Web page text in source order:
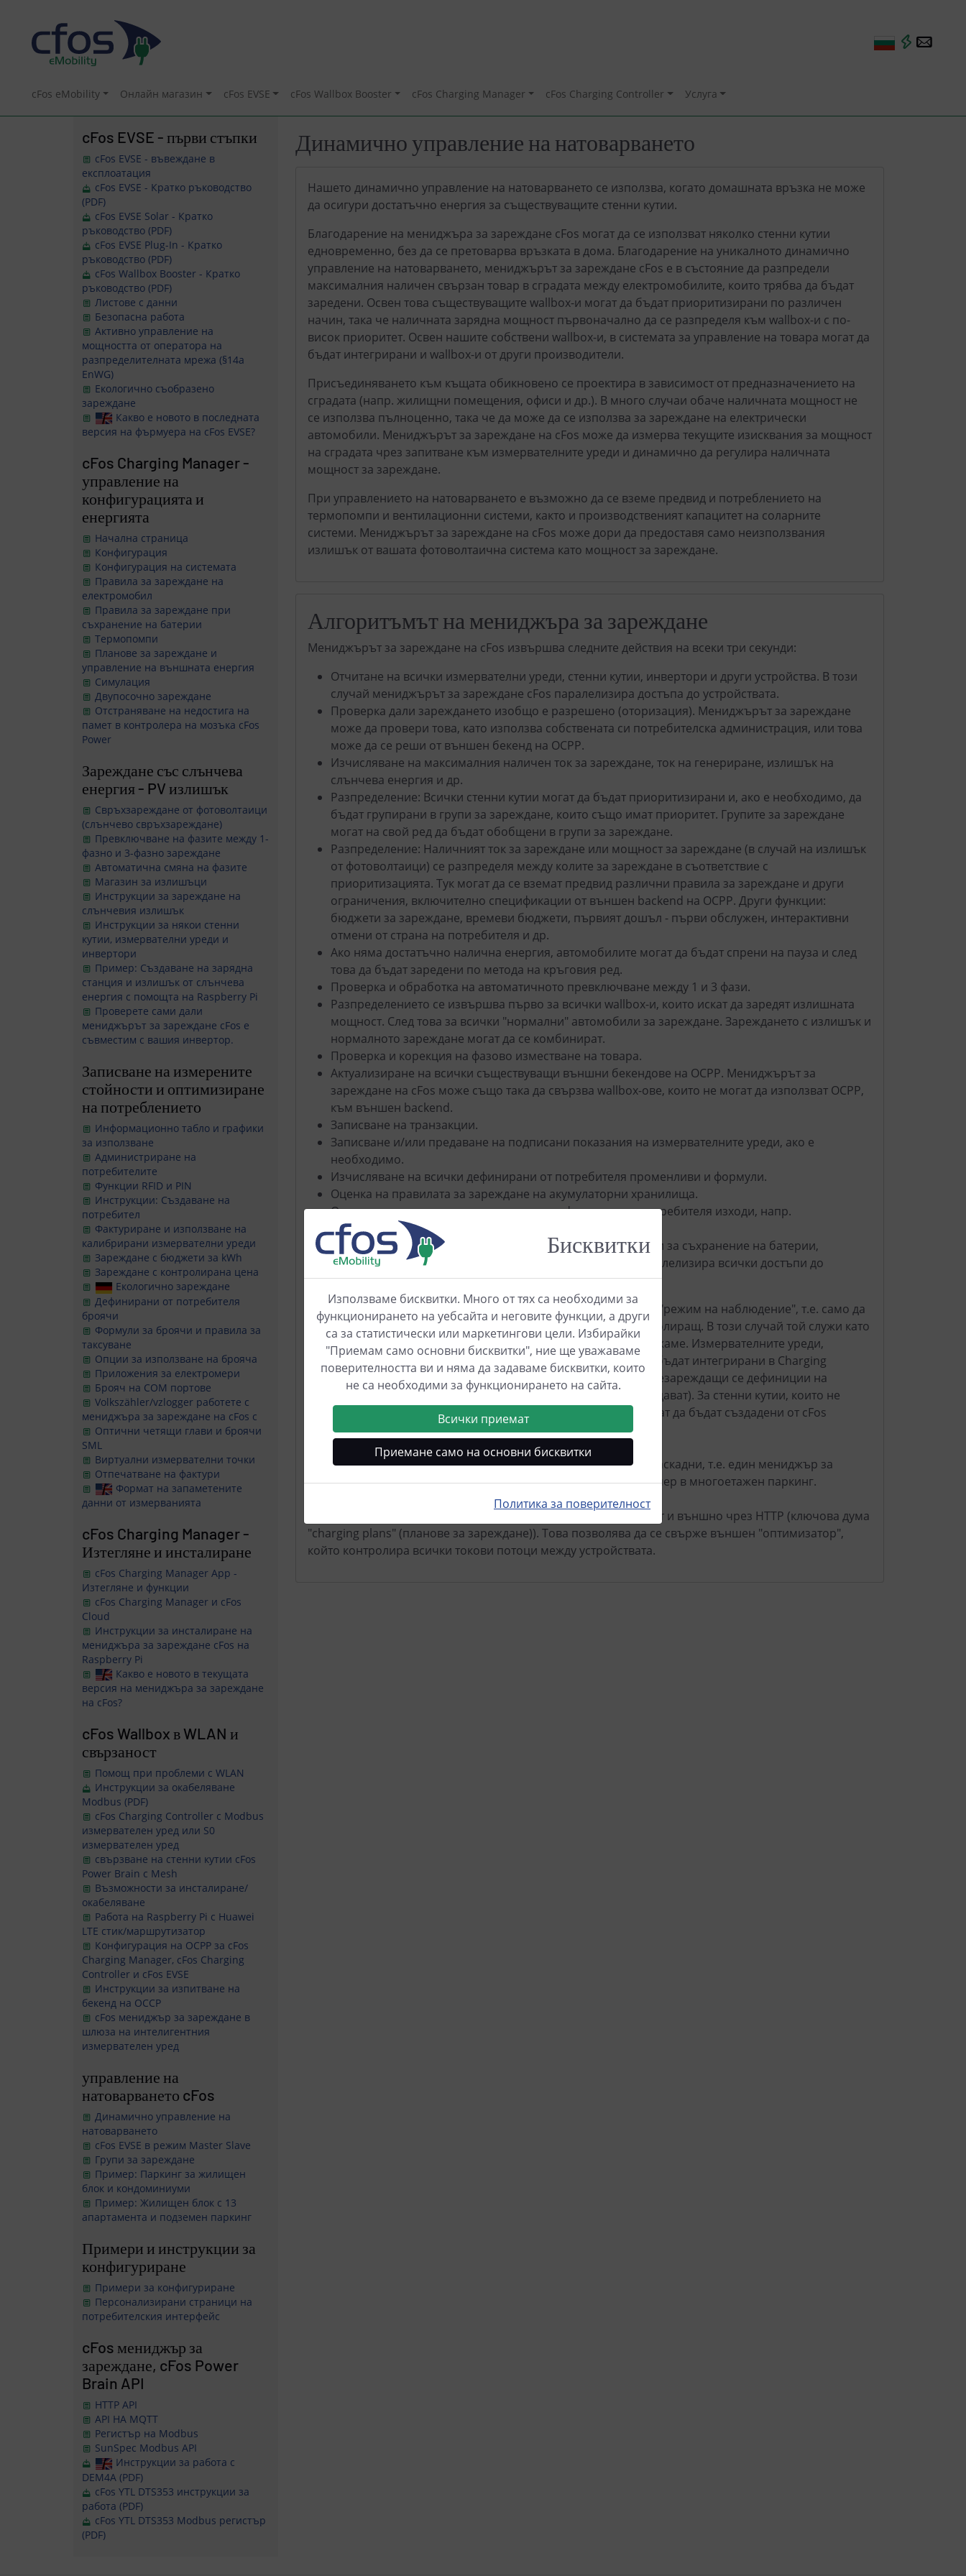
cFos eMobility Онлайн магазин cFos EVSE cFos Wallbox Booster cFos Charging Manager cFos Charging Controller Услуга
cFos EVSE - първи стъпки
cFos EVSE - въвеждане в
експлоатация
cFos EVSE - Кратко ръководство
(PDF)
cFos EVSE Solar - Кратко
ръководство (PDF)
cFos EVSE Plug-In - Кратко
ръководство (PDF)
cFos Wallbox Booster - Кратко
ръководство (PDF)
Листове с данни
Безопасна работа
Активно управление на
мощността от оператора на
разпределителната мрежа (§14a
EnWG)
Екологично съобразено
зареждане
Какво е новото в последната
версия на фърмуера на cFos EVSE?
cFos Charging Manager -
управление на
конфигурацията и
енергията
Начална страница
Конфигурация
Конфигурация на системата
Правила за зареждане на
електромобил
Правила за зареждане при
съхранение на батерии
Термопомпи
Планове за зареждане и
управление на външната енергия
Симулация
Двупосочно зареждане
Отстраняване на недостига на
памет в контролера на мозъка cFos
Power
Зареждане със слънчева
енергия - PV излишък
Свръхзареждане от фотоволтаици
(слънчево свръхзареждане)
Превключване на фазите между 1-
фазно и 3-фазно зареждане
Автоматична смяна на фазите
Магазин за излишъци
Инструкции за зареждане на
слънчевия излишък
Инструкции за някои стенни
кутии, измервателни уреди и
инвертори
Пример: Създаване на зарядна
станция и излишък от слънчева
енергия с помощта на Raspberry Pi
Проверете сами дали
мениджърът за зареждане cFos е
съвместим с вашия инвертор.
Записване на измерените
стойности и оптимизиране
на потреблението
Информационно табло и графики
за използване
Администриране на
потребителите
Функции RFID и PIN
Инструкции: Създаване на
потребител
Фактуриране и използване на
калибрирани измервателни уреди
Зареждане с бюджети за kWh
Зареждане с контролирана цена
Екологично зареждане
Дефинирани от потребителя
броячи
Формули за броячи и правила за
таксуване
Опции за използване на брояча
Приложения за електромери
Брояч на COM портове
Volkszähler/vzloggerработете с
мениджъра за зареждане на cFos с
Оптични четящи глави и броячи
SML
Виртуални измервателни точки
Отпечатване на фактури
Формат на запаметените
данни от измерванията
cFos Charging Manager -
Изтегляне и инсталиране
cFos Charging Manager App -
Изтегляне и функции
cFos Charging Manager и cFos
Cloud
Инструкции за инсталиране на
мениджъра за зареждане cFos на
Raspberry Pi
Какво е новото в текущата
версия на мениджъра за зареждане
на cFos?
cFos Wallbox в WLAN и
свързаност
Помощ при проблеми с WLAN
Инструкции за окабеляване
Modbus (PDF)
cFos Charging Controller с Modbus
измервателен уред или S0
измервателен уред
свързване на стенни кутии cFos
Power Brain с Mesh
Възможности за инсталиране/
окабеляване
Работа на Raspberry Pi с Huawei
LTE стик/маршрутизатор
Конфигурация на OCPP за cFos
Charging Manager, cFos Charging
Controller и cFos EVSE
Инструкции за изпитване на
бекенд на OCCP
cFos мениджър за зареждане в
шлюза на интелигентния
измервателен уред
управление на
натоварването cFos
Динамично управление на
натоварването
cFos EVSE в режим Master Slave
Групи за зареждане
Пример: Паркинг за жилищен
блок и кондоминиуми
Пример: Жилищен блок с 13
апартамента и подземен паркинг
Примери и инструкции за
конфигуриране
Примери за конфигуриране
Персонализирани страници на
потребителския интерфейс
cFos мениджър за
зареждане, cFos Power
Brain API
HTTP API
API НА MQTT
Регистър на Modbus
SunSpec Modbus API
Инструкции за работа с
DEM4A (PDF)
cFos YTL DTS353 инструкции за
работа (PDF)
cFos YTL DTS353 Modbus регистър
(PDF)
Динамично управление на натоварването
Нашето динамично управление на натоварването се използва, когато домашната връзка не може
да осигури достатъчно енергия за съществуващите стенни кутии.
Благодарение на мениджъра за зареждане cFos могат да се използват няколко стенни кутии
едновременно, без да се претоварва връзката в дома. Благодарение на уникалното динамично
управление на натоварването, мениджърът за зареждане cFos е в състояние да разпредели
максималния наличен свързан товар в сградата между електромобилите, които трябва да бъдат
заредени. Освен това съществуващите wallbox-и могат да бъдат приоритизирани по различен
начин, така че наличната зарядна мощност първоначално да се разпределя към wallbox-и с по-
висок приоритет. Освен нашите собствени wallbox-и, в системата за управление на товара могат да
бъдат интегрирани и wallbox-и от други производители.
Присъединяването към къщата обикновено се проектира в зависимост от предназначението на
сградата (напр. жилищни помещения, офиси и др.). В много случаи обаче наличната мощност не
се използва пълноценно, така че да може да се използва за зареждане на електрически
автомобили. Мениджърът за зареждане на cFos може да измерва текущите изисквания за мощност
на сградата чрез запитване към измервателните уреди и динамично да регулира наличната
мощност за зареждане.
При управлението на натоварването е възможно да се вземе предвид и потреблението на
термопомпи и вентилационни системи, както и производственият капацитет на соларните
системи. Мениджърът за зареждане на cFos може дори да предоставя само неизползвания
излишък от вашата фотоволтаична система като мощност за зареждане.
Алгоритъмът на мениджъра за зареждане
Мениджърът за зареждане на cFos извършва следните действия на всеки три секунди:
Отчитане на всички измервателни уреди, стенни кутии, инвертори и други устройства. В този
случай мениджърът за зареждане cFos паралелизира достъпа до устройствата.
Проверка дали зареждането изобщо е разрешено (оторизация). Мениджърът за зареждане
може да провери това, като използва собствената си потребителска администрация, или това
може да се реши от външен бекенд на OCPP.
Изчисляване на максималния наличен ток за зареждане, ток на генериране, излишък на
слънчева енергия и др.
Разпределение: Всички стенни кутии могат да бъдат приоритизирани и, ако е необходимо, да
бъдат групирани в групи за зареждане, които също имат приоритет. Групите за зареждане
могат на свой ред да бъдат обобщени в групи за зареждане.
Разпределение: Наличният ток за зареждане или мощност за зареждане (в случай на излишък
от фотоволтаици) се разпределя между колите за зареждане в съответствие с
приоритизацията. Тук могат да се вземат предвид различни правила за зареждане и други
ограничения, включително спецификации от външен backend на OCPP. Други функции:
бюджети за зареждане, времеви бюджети, първият дошъл - първи обслужен, интерактивни
отмени от страна на потребителя и др.
Ако няма достатъчно налична енергия, автомобилите могат да бъдат спрени на пауза и след
това да бъдат заредени по метода на кръговия ред.
Проверка и обработка на автоматичното превключване между 1 и 3 фази.
Разпределението се извършва първо за всички wallbox-и, които искат да заредят излишната
мощност. След това за всички "нормални" автомобили за зареждане. Зареждането с излишък и
нормалното зареждане могат да се комбинират.
Проверка и корекция на фазово изместване на товара.
Актуализиране на всички съществуващи външни бекендове на OCPP. Мениджърът за
зареждане на cFos може също така да свързва wallbox-ове, които не могат да използват OCPP,
към външен backend.
Записване на транзакции.
Записване и/или предаване на подписани показания на измервателните уреди, ако е
необходимо.
Изчисляване на всички дефинирани от потребителя променливи и формули.
Оценка на правилата за зареждане на акумулаторни хранилища.
Определяне на състоянието на всички дефинирани от потребителя изходи, напр.
превключващи контакти.
Предаване на всички стойности към стенни кутии, системи за съхранение на батерии,
термопомпи и др. Мениджърът за зареждане на cFos паралелизира всички достъпи до
устройствата.
Алтернативно, мениджърът за зареждане може да работи и в "режим на наблюдение", т.е. само да
отчита стойности и да не се намесва в качеството си на контролиращ. В този случай той служи като
двигател за свързване на гамата от устройства, които поддържаме. Измервателните уреди,
инверторите и системите за съхранение на батерии могат да бъдат интегрирани в Charging
Manager, без да се променя програмата, като се използват презареждащи се дефиниции на
измервателни уреди (които потребителите също могат да създават). За стенни кутии, които не
говорят на OCPP, са необходими малки "драйвери", които могат да бъдат създадени от cFos
eMobility.
Екземплярите на мениджъра за зареждане могат да бъдат и каскадни, т.е. един мениджър за
зареждане управлява други мениджъри за зареждане, например в многоетажен паркинг.
Освен това действителните зарядни токове могат да се задават и външно чрез HTTP (ключова дума
"charging plans" (планове за зареждане)). Това позволява да се свърже външен "оптимизатор",
който контролира всички токови потоци между устройствата.
Бисквитки
Използваме бисквитки. Много от тях са необходими за
функционирането на уебсайта и неговите функции, а други
са за статистически или маркетингови цели. Избирайки
"Приемам само основни бисквитки", ние ще уважаваме
поверителността ви и няма да задаваме бисквитки, които
не са необходими за функционирането на сайта.
Всички приемат
Приемане само на основни бисквитки
Политика за поверителност